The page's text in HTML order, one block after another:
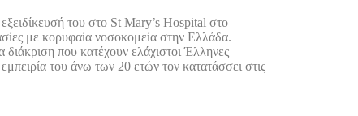
του στο St Mary’s Hospital στο
με κορυφαία νοσοκομεία στην Ελλάδα.
διάκριση που κατέχουν ελάχιστοι Έλληνες
του άνω των 20 ετών τον κατατάσσει στις